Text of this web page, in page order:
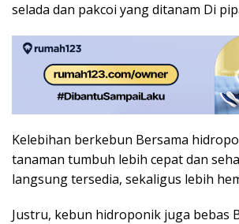
selada dan pakcoi yang ditanam Di
Kelebihan berkebun Bersama
tanaman tumbuh lebih cepat dan
langsung tersedia, sekaligus lebih
Justru, kebun hidroponik juga bebas